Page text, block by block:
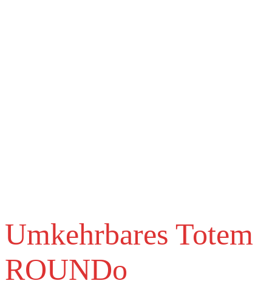
Umkehrbares Totem
ROUNDo